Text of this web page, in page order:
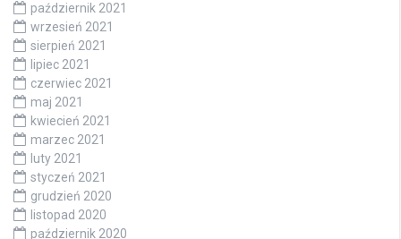
październik 2021
wrzesień 2021
sierpień 2021
lipiec 2021
czerwiec 2021
maj 2021
kwiecień 2021
marzec 2021
luty 2021
styczeń 2021
grudzień 2020
listopad 2020
październik 2020